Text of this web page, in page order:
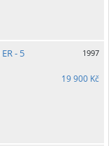
ER - 5
1997
19 900 Kč